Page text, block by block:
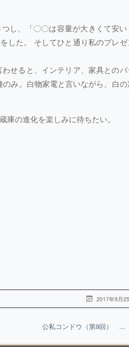
し、「〇〇は容量が大きくて安
した。 そしてひと通り私のプレ
せると、インテリア、家具との
み。白物家電と言いながら、白
の進化を楽しみに待ちたい。
2017年9月
公私コンドウ（第9回） ...